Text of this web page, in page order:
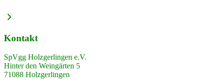
Kontakt
SpVgg Holzgerlingen e.V.
Hinter den Weingärten 5
71088 Holzgerlingen